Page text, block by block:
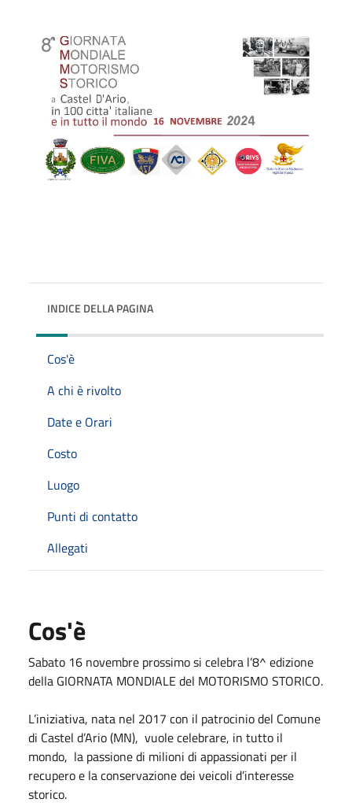
INDICE DELLA PAGINA
Cos'è
A chi è rivolto
Date e Orari
Costo
Luogo
Punti di contatto
Allegati
Cos'è
Sabato 16 novembre prossimo si celebra l’8^ edizione
della GIORNATA MONDIALE del MOTORISMO STORICO.
L’iniziativa, nata nel 2017 con il patrocinio del Comune
di Castel d’Ario (MN), vuole celebrare, in tutto il
mondo, la passione di milioni di appassionati per il
recupero e la conservazione dei veicoli d’interesse
storico.